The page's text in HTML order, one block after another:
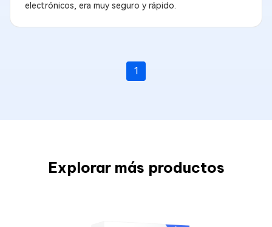
electrónicos, era muy seguro y rápido.
1
Explorar más productos